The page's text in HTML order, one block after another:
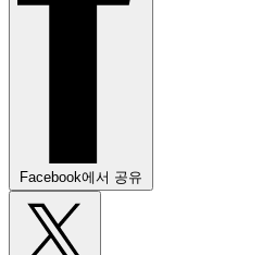
Facebook에서 공유